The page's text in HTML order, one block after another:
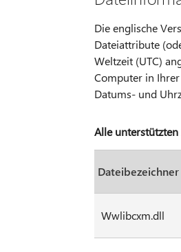
Die englische
Dateiattribute
Weltzeit (UTC)
Computer in
Datums- und
Alle
Dateibezeichner
Wwlibcxm.dll